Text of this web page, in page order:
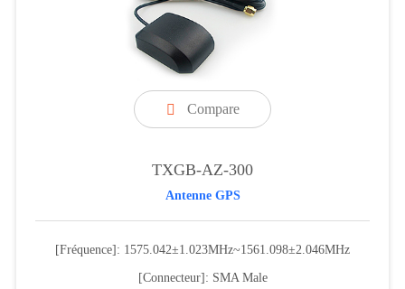
 Compare
TXGB-AZ-300
Antenne GPS
[Fréquence]: 1575.042±1.023MHz~1561.098±2.046MHz
[Connecteur]: SMA Male